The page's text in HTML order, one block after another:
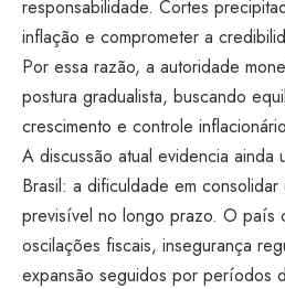
responsabilidade. Cortes
inflação e comprometer a
Por essa razão, a autoridade
postura gradualista, buscando
crescimento e controle
A discussão atual evidencia ainda
Brasil: a dificuldade em
previsível no longo prazo. O país
oscilações fiscais, insegurança
expansão seguidos por períodos